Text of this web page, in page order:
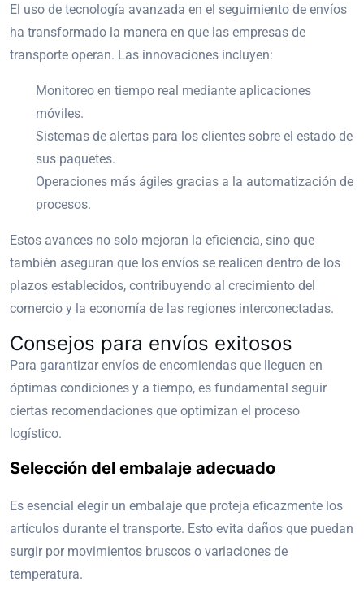
El uso de tecnología avanzada en el seguimiento de envíos
ha transformado la manera en que las empresas de
transporte operan. Las innovaciones incluyen:
Monitoreo en tiempo real mediante aplicaciones
móviles.
Sistemas de alertas para los clientes sobre el estado de
sus paquetes.
Operaciones más ágiles gracias a la automatización de
procesos.
Estos avances no solo mejoran la eficiencia, sino que
también aseguran que los envíos se realicen dentro de los
plazos establecidos, contribuyendo al crecimiento del
comercio y la economía de las regiones interconectadas.
Consejos para envíos exitosos
Para garantizar envíos de encomiendas que lleguen en
óptimas condiciones y a tiempo, es fundamental seguir
ciertas recomendaciones que optimizan el proceso
logístico.
Selección del embalaje adecuado
Es esencial elegir un embalaje que proteja eficazmente los
artículos durante el transporte. Esto evita daños que puedan
surgir por movimientos bruscos o variaciones de
temperatura.